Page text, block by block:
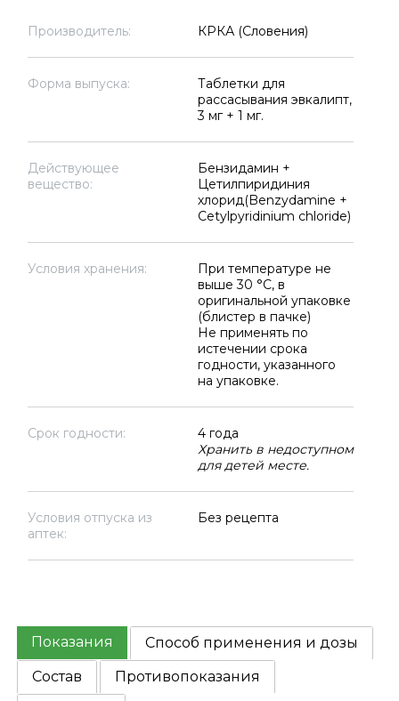
Производитель: КРКА (Словения)
Форма выпуска:
Таблетки для
рассасывания эвкалипт,
3 мг + 1 мг.
Действующее
вещество:
Бензидамин +
Цетилпиридиния
хлорид(Benzydamine +
Cetylpyridinium chloride)
Условия хранения:
При температуре не
выше 30 °C, в
оригинальной упаковке
(блистер в пачке)
Не применять по
истечении срока
годности, указанного
на упаковке.
Срок годности:
4 года
Хранить в недоступном
для детей месте.
Условия отпуска из
аптек:
Без рецепта
Показания
Способ применения и дозы
Состав
Противопоказания